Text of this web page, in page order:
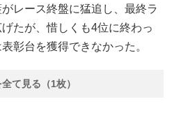
レース終盤に猛追し、最終ラ
たが、惜しくも4位に終わっ
彰台を獲得できなかった。
て見る（1枚）